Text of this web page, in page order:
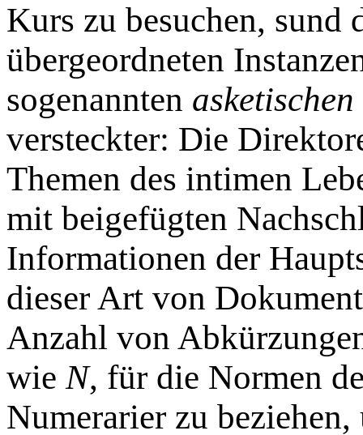
Kurs zu besuchen, sund
übergeordneten
sogenannten
versteckter: Die
Themen des intimen
mit beigefügten
Informationen der
dieser Art von
Anzahl von
wie N, für die Normen
Numerarier zu